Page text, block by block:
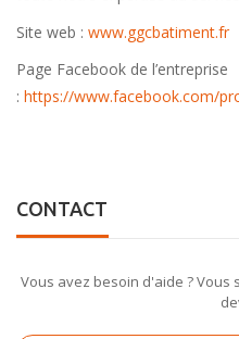
Site web : www.ggcbatiment.fr
Page Facebook de l’entreprise
: https://www.facebook.com/
CONTACT
Vous avez besoin d'aide ?